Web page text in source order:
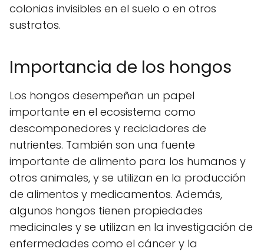
colonias invisibles en el suelo o en otros
sustratos.
Importancia de los hongos
Los hongos desempeñan un papel
importante en el ecosistema como
descomponedores y recicladores de
nutrientes. También son una fuente
importante de alimento para los humanos y
otros animales, y se utilizan en la producción
de alimentos y medicamentos. Además,
algunos hongos tienen propiedades
medicinales y se utilizan en la investigación de
enfermedades como el cáncer y la